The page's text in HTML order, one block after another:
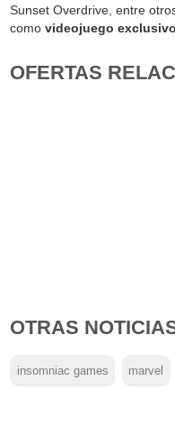
Sunset Overdrive, entre
comovideojuego
OFERTAS
OTRAS
insomniac games marvel